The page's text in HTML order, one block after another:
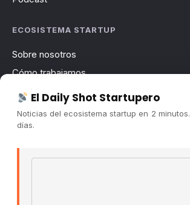
ECOSISTEMA STARTUP
Sobre nosotros
Cómo trabajamos
Newsletter
Contacto
Publicidad
El Daily Shot Startupero
Noticias del ecosistema startup en 2
días.